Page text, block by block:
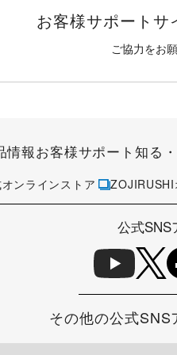
お客様サポートサ
ご協力をお
情報お客様サポート知る
ンラインストア ZOJIRUSHI
公式SNS
その他の公式SNS